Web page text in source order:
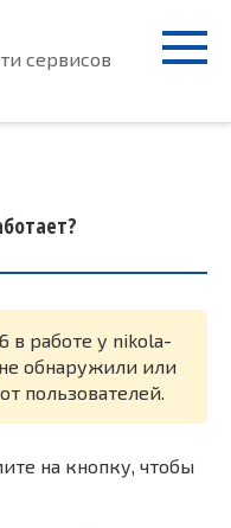
сервисов
в работе у nikola-
обнаружили или
пользователей.
на кнопку, чтобы